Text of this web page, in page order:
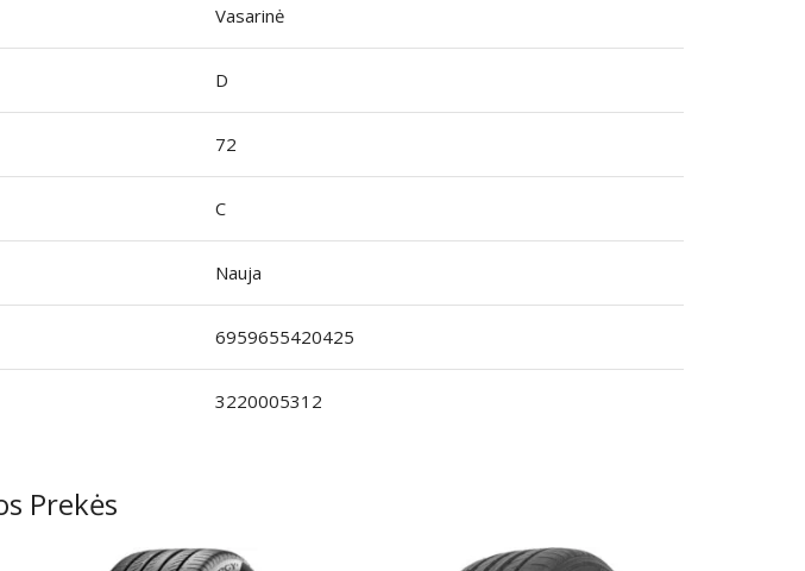
Vasarinė
D
72
C
Nauja
6959655420425
3220005312
Prekės